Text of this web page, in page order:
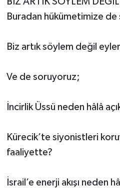
Buradan hükümetimize
Biz artık söylem değil
Ve de soruyoruz;
İncirlik Üssü neden hâlâ
Kürecik’te siyonistleri
faaliyette?
İsrail’e enerji akışı neden